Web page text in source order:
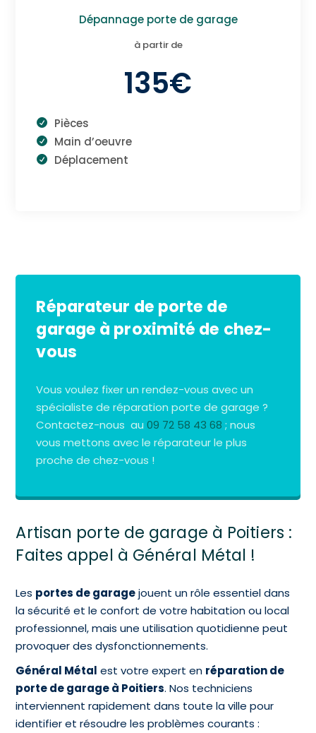
Dépannage porte de garage
à partir de
135€
Pièces
Main d’oeuvre
Déplacement
Réparateur de porte de
garage à proximité de chez-
vous
Vous voulez fixer un rendez-vous avec un
spécialiste de réparation porte de garage ?
Contactez-nous au09 72 58 43 68 ; nous
vous mettons avec le réparateur le plus
proche de chez-vous !
Artisan porte de garage à Poitiers :
Faites appel à Général Métal !
Les portes de garagejouent un rôle essentiel dans
la sécurité et le confort de votre habitation ou local
professionnel, mais une utilisation quotidienne peut
provoquer des dysfonctionnements.
Général Métal est votre expert en réparation de
porte de garage à Poitiers. Nos techniciens
interviennent rapidement dans toute la ville pour
identifier et résoudre les problèmes courants :